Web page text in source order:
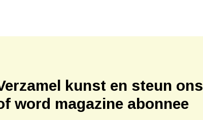
kunst en steun ons
word magazine abonnee